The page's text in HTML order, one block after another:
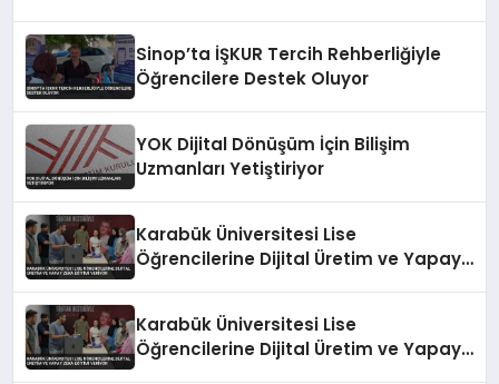
Sinop’ta İŞKUR Tercih Rehberliğiyle
Öğrencilere Destek Oluyor
YOK Dijital Dönüşüm İçin Bilişim
Uzmanları Yetiştiriyor
Karabük Üniversitesi Lise
Öğrencilerine Dijital Üretim ve Yapay
Karabük Üniversitesi Lise
Öğrencilerine Dijital Üretim ve Yapay